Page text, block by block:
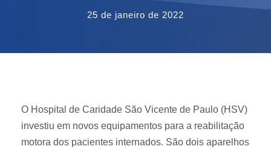
25 de janeiro de 2022
O Hospital de Caridade São Vicente de Paulo (HSV)
investiu em novos equipamentos para a reabilitação
motora dos pacientes internados. São dois aparelhos